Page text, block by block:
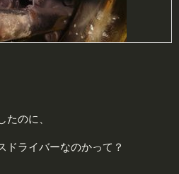
のに、
ドライバーなのかって？